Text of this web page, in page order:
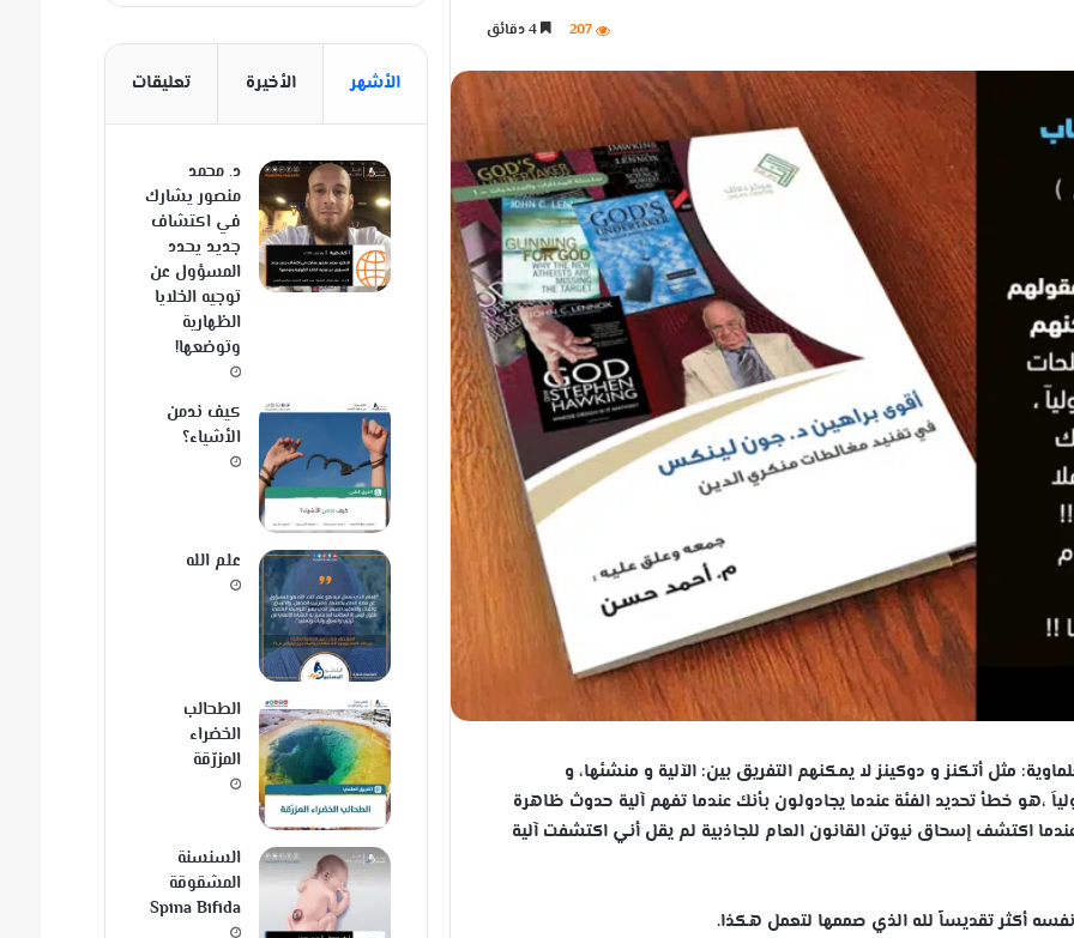
207 4 دقائق
مثل أتكنز و دوكينز لا يمكنهم التفريق بين: الآلية و منشئها، و
،هو خطأ تحديد الفئة عندما يجادولون بأنك عندما تفهم آلية حدوث ظاهرة
اكتشف إسحاق نيوتن القانون العام للجاذبية لم يقل أني اكتشفت آلية
أكثر تقديساً لله الذي صممها لتعمل هكذا.
الأشهر الأخيرة تعليقات
د. محمد
منصور يشارك
في اكتشاف
جديد يحدد
المسؤول عن
توجيه الخلايا
الظهارية
وتوضعها!
كيف ندمن
الأشياء؟
علم الله
الطحالب
الخضراء
المزرّقة
السنسنة
المشقوقة
Spina Bifida